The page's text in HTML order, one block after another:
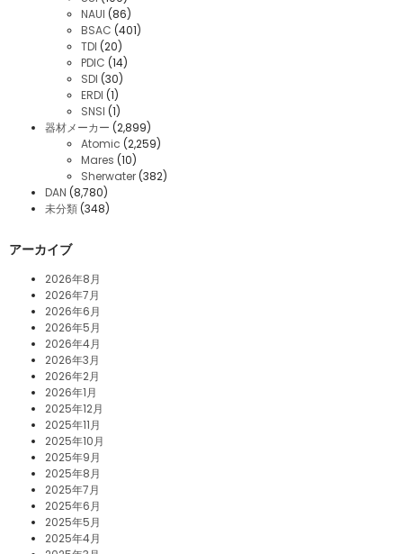
NAUI (86)
BSAC (401)
TDI (20)
PDIC (14)
SDI (30)
ERDI (1)
SNSI (1)
器材メーカー (2,899)
Atomic (2,259)
Mares (10)
Sherwater (382)
DAN (8,780)
未分類 (348)
アーカイブ
2026年8月
2026年7月
2026年6月
2026年5月
2026年4月
2026年3月
2026年2月
2026年1月
2025年12月
2025年11月
2025年10月
2025年9月
2025年8月
2025年7月
2025年6月
2025年5月
2025年4月